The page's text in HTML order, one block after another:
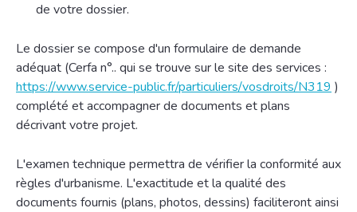
de votre dossier.
Le dossier se compose d'un formulaire de demande
adéquat (Cerfa n°.. qui se trouve sur le site des services :
https://www.service-public.fr/particuliers/vosdroits/N319 )
complété et accompagner de documents et plans
décrivant votre projet.
L'examen technique permettra de vérifier la conformité aux
règles d'urbanisme. L'exactitude et la qualité des
documents fournis (plans, photos, dessins) faciliteront ainsi